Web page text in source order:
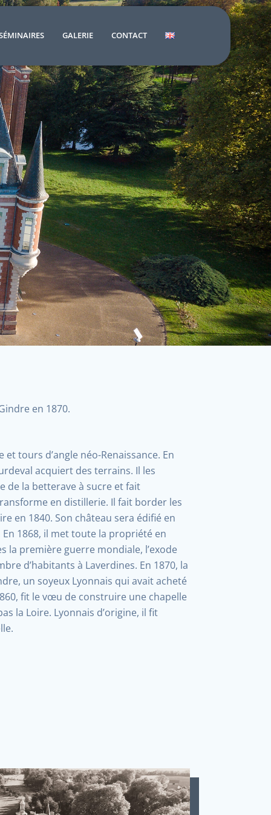
GALERIE CONTACT
en 1870.
et tours d’angle néo-Renaissance. En
acquiert des terrains. Il les
de la betterave à sucre et fait
en distillerie. Il fait border les
en 1840. Son château sera édifié en
1868, il met toute la propriété en
la première guerre mondiale, l’exode
d’habitants à Laverdines. En 1870, la
un soyeux Lyonnais qui avait acheté
fit le vœu de construire une chapelle
la Loire. Lyonnais d’origine, il fit